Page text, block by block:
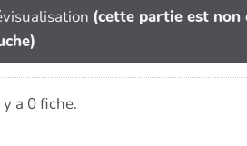
(cette partie est non